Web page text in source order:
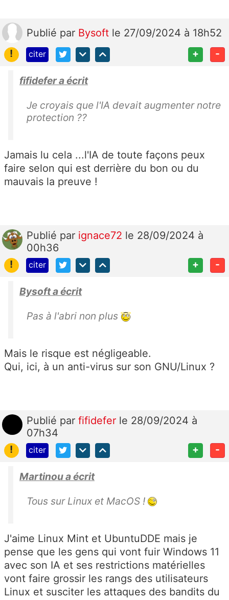
Publié par Bysoft le 27/09/2024 à 18h52
!
citer + -
fifidefer a écrit
Je croyais que l'IA devait augmenter notre
protection ??
Jamais lu cela ...l'IA de toute façons peux
faire selon qui est derrière du bon ou du
mauvais la preuve !
Publié par ignace72 le 28/09/2024 à
00h36
!
citer + -
Bysoft a écrit
Pas à l'abri non plus
Mais le risque est négligeable.
Qui, ici, à un anti-virus sur son GNU/Linux ?
Publié par fifidefer le 28/09/2024 à
07h34
!
citer + -
Martinou a écrit
Tous sur Linux et MacOS !
J'aime Linux Mint et UbuntuDDE mais je
pense que les gens qui vont fuir Windows 11
avec son IA et ses restrictions matérielles
vont faire grossir les rangs des utilisateurs
Linux et susciter les attaques des bandits du